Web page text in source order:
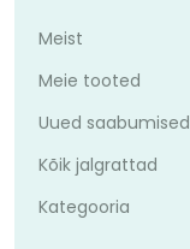
Meist
Meie tooted
Uued saabumised
Kõik jalgrattad
Kategooria